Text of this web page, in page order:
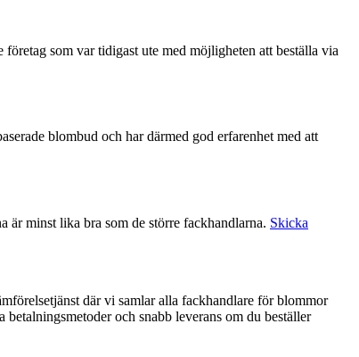
är minst lika bra som de större fackhandlarna. Skicka
där vi samlar alla fackhandlare för blommor